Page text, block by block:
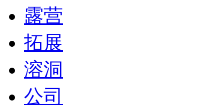
露营
拓展
溶洞
公司